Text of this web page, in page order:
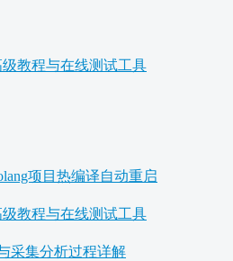
教程与在线测试工具
项目热编译自动重启
教程与在线测试工具
采集分析过程详解